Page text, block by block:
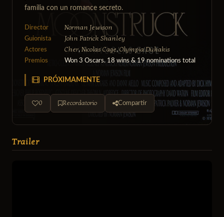
familia con un romance secreto.
Director Norman Jewison
Guionista John Patrick Shanley
Actores Cher, Nicolas Cage,Olympia Dukakis
Premios Won 3 Oscars. 18 wins & 19 nominations total
PRÓXIMAMENTE
0 Recordatorio Compartir
Trailer